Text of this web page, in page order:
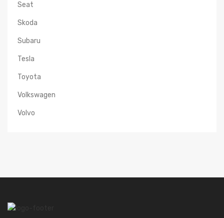
Seat
Skoda
Subaru
Tesla
Toyota
Volkswagen
Volvo